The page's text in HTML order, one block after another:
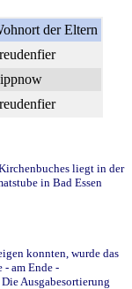
der Eltern
liegt in der
in Bad Essen
konnten, wurde das
- am Ende -
Ausgabesortierung